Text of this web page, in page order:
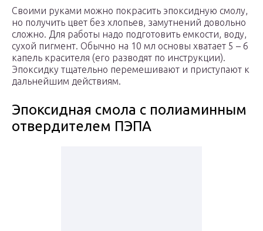
Своими руками можно покрасить эпоксидную смолу,
но получить цвет без хлопьев, замутнений довольно
сложно. Для работы надо подготовить емкости, воду,
сухой пигмент. Обычно на 10 мл основы хватает 5 – 6
капель красителя (его разводят по инструкции).
Эпоксидку тщательно перемешивают и приступают к
дальнейшим действиям.
Эпоксидная смола с полиаминным
отвердителем ПЭПА